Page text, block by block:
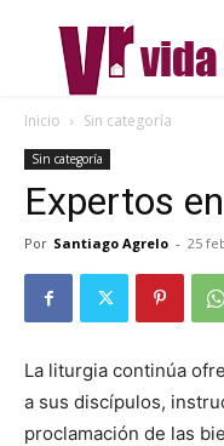
Inicio Sin categoría
Sin categoría
Expertos
Por Santiago Agrelo - 25
La liturgia continúa
a sus discípulos,
proclamación de las